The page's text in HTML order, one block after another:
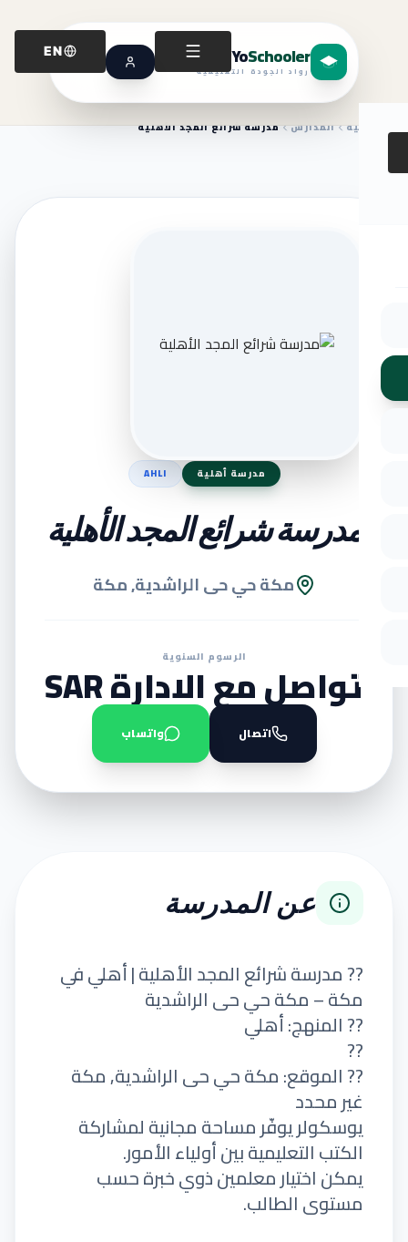
YoSchooler
رواد الجودة التعليمية
EN
الرئيسية المدارس مدرسة شرائع المجد الأهلية
مدرسة أهلية AHLI
مدرسة شرائع المجد الأهلية
مكة حي حى الراشدية, مكة
الرسوم السنوية
تواصل مع الادارة SAR
اتصال واتساب
عن المدرسة
?? مدرسة شرائع المجد الأهلية | أهلي في
مكة – مكة حي حى الراشدية
?? المنهج: أهلي
??
?? الموقع: مكة حي حى الراشدية, مكة
غير محدد
يوسكولر يوفّر مساحة مجانية لمشاركة
الكتب التعليمية بين أولياء الأمور.
يمكن اختيار معلمين ذوي خبرة حسب
مستوى الطالب.